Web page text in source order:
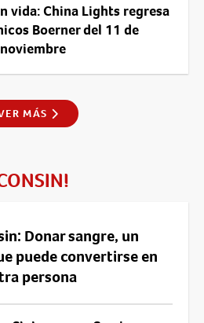
vida: China Lights regresa
Boerner del 11 de
MÁS
Donar sangre, un
puede convertirse en
persona